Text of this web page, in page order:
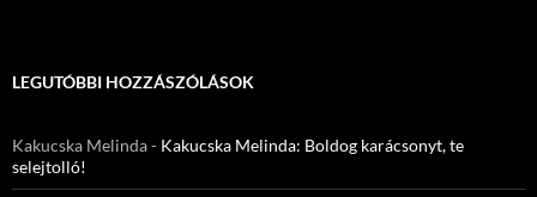
LEGUTÓBBI HOZZÁSZÓLÁSOK
Kakucska Melinda- Kakucska Melinda: Boldog karácsonyt, te
selejtolló!